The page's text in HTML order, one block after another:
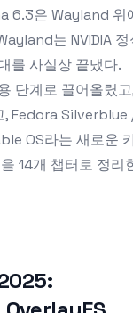
6.3은 Wayland 위
는 NVIDIA
를 사실상 끝냈다.
단계로 끌어올렸
, Fedora Silverblue
OS라는 새로운
14개 챕터로 정리